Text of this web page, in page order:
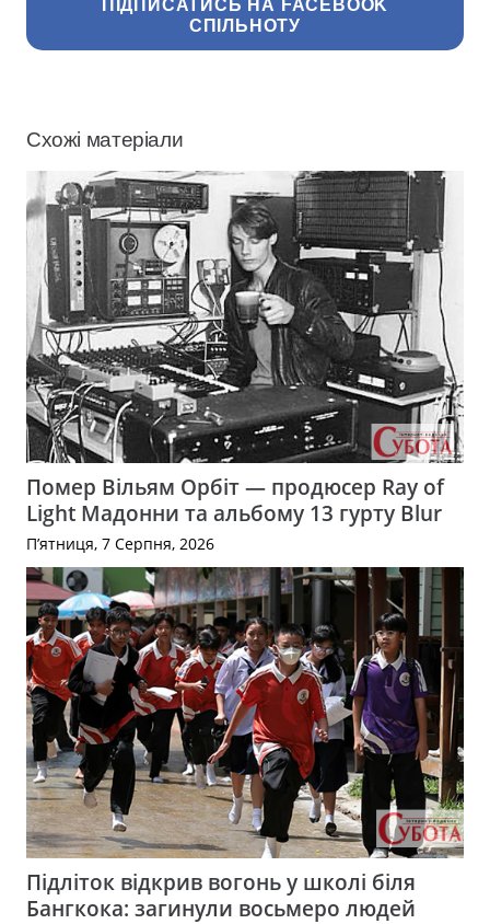
ПІДПИСАТИСЬ НА FACEBOOK
СПІЛЬНОТУ
Схожі матеріали
Помер Вільям Орбіт — продюсер Ray of
Light Мадонни та альбому 13 гурту Blur
П’ятниця, 7 Серпня, 2026
Підліток відкрив вогонь у школі біля
Бангкока: загинули восьмеро людей